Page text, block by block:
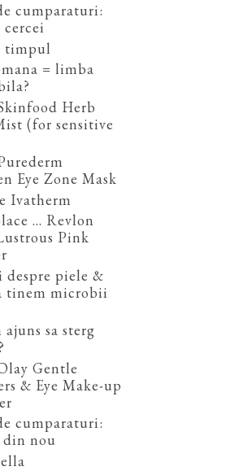
cumparaturi:
timpul
= limba
Herb
(for sensitive
Eye Zone Mask
Ivatherm
... Revlon
Pink
despre piele &
tinem microbii
ajuns sa sterg
Gentle
& Eye Make-up
cumparaturi:
din nou